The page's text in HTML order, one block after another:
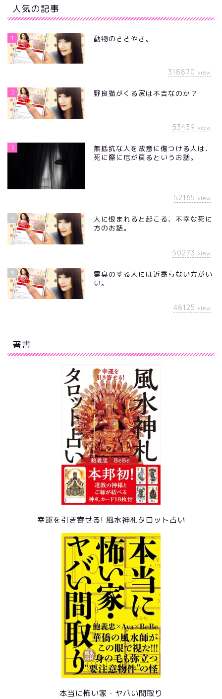
人気の記事
1 動物のささやき。
318870 view
2 野良猫がくる家は不吉なのか？
53439 view
3
無抵抗な人を故意に傷つける人は、
死に際に厄が戻るというお話。
52165 view
4
人に恨まれると起こる、不幸な死に
方のお話。
50273 view
5
霊臭のする人には近寄らない方がい
い。
48125 view
著書
幸運を引き寄せる! 風水神札タロット占い
本当に怖い家・ヤバい間取り